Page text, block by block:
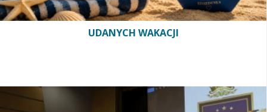
UDANYCH WAKACJI